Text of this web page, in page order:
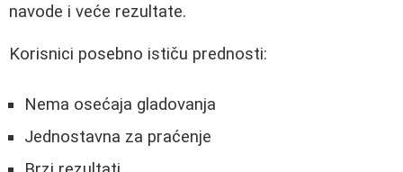
navode i veće rezultate.
Korisnici posebno ističu prednosti:
Nema osećaja gladovanja
Jednostavna za praćenje